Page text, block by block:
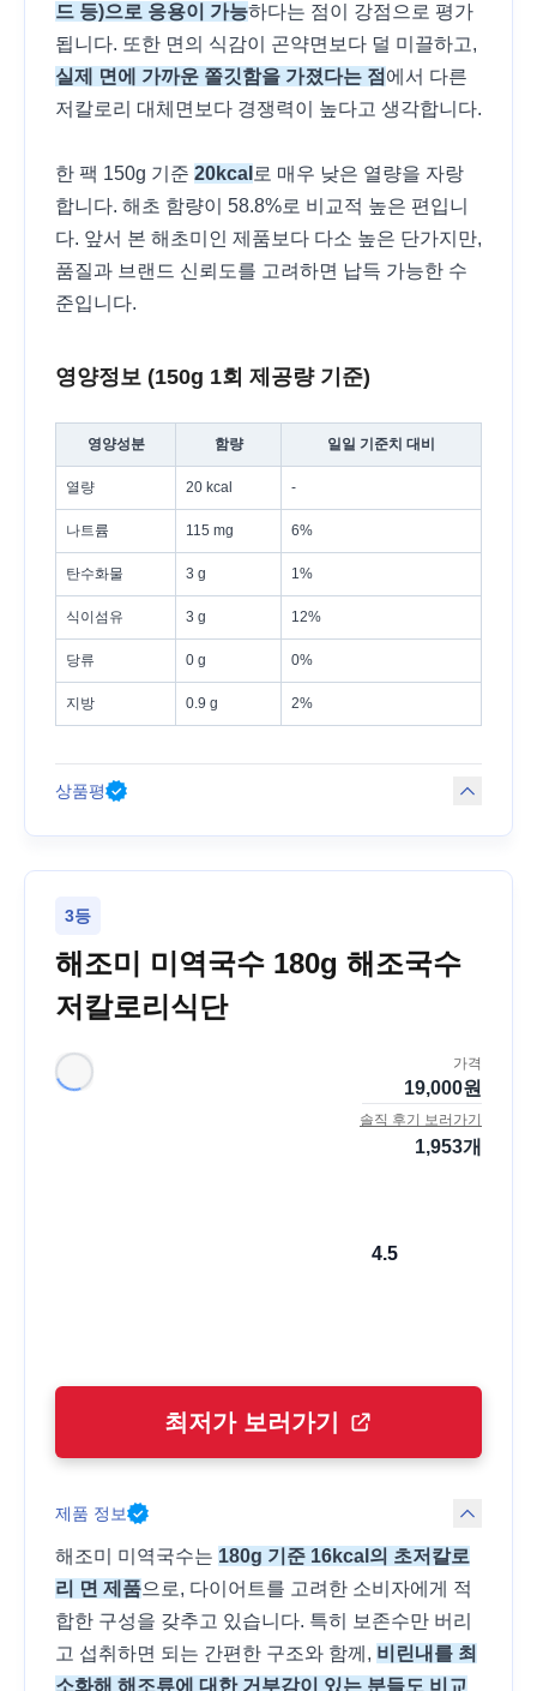
드 등)으로 응용이 가능하다는 점이 강점으로 평가
됩니다. 또한 면의 식감이 곤약면보다 덜 미끌하고,
실제 면에 가까운 쫄깃함을 가졌다는 점 에서 다른
저칼로리 대체면보다 경쟁력이 높다고 생각합니다.
한 팩 150g 기준 20kcal 로 매우 낮은 열량을 자랑
합니다. 해초 함량이 58.8%로 비교적 높은 편입니
다. 앞서 본 해초미인 제품보다 다소 높은 단가지만,
품질과 브랜드 신뢰도를 고려하면 납득 가능한 수
준입니다.
영양정보 (150g 1회 제공량 기준)
영양성분 함량 일일 기준치 대비
열량 20 kcal -
나트륨 115 mg 6%
탄수화물 3 g 1%
식이섬유 3 g 12%
당류 0 g 0%
지방 0.9 g 2%
상품평
3등
해조미 미역국수 180g 해조국수
저칼로리식단
가격
19,000원
솔직 후기 보러가기
1,953개
4.5
최저가 보러가기
제품 정보
해조미 미역국수는 180g 기준 16kcal의 초저칼로
리 면 제품으로, 다이어트를 고려한 소비자에게 적
합한 구성을 갖추고 있습니다. 특히 보존수만 버리
고 섭취하면 되는 간편한 구조와 함께, 비린내를 최
소화해 해조류에 대한 거부감이 있는 분들도 비교